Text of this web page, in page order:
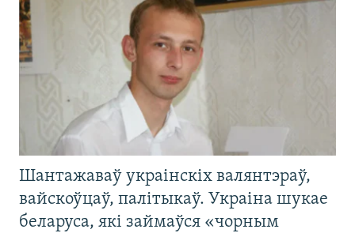
Шантажаваў украінскіх валянтэраў,
вайскоўцаў, палітыкаў. Украіна шукае
беларуса, які займаўся «чорным